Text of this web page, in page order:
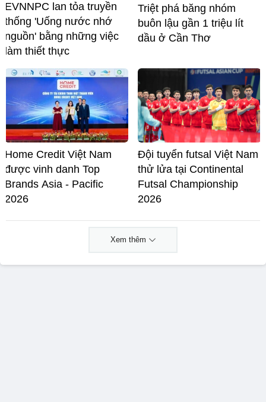
EVNNPC lan tỏa truyền
thống 'Uống nước nhớ
nguồn' bằng những việc
làm thiết thực
Triệt phá băng nhóm
buôn lậu gần 1 triệu lít
dầu ở Cần Thơ
Home Credit Việt Nam
được vinh danh Top
Brands Asia - Pacific
2026
Đội tuyển futsal Việt Nam
thử lửa tại Continental
Futsal Championship
2026
Xem thêm